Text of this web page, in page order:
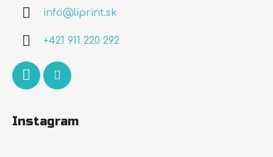
info@liprint.sk
+421 911 220 292
Instagram